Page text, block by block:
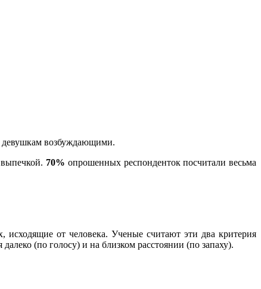
девушкам возбуждающими.
70% опрошенных респонденток посчитали весьма
от человека. Ученые считают эти два критерия
(по голосу) и на близком расстоянии (по запаху).